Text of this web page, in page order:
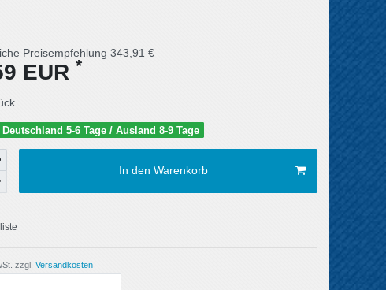
Preisempfehlung 343,91 €
EUR *
5-6 Tage / Ausland 8-9 Tage
In den Warenkorb
zzgl. Versandkosten